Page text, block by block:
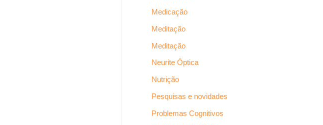
Medicação
Meditação
Meditação
Neurite Óptica
Nutrição
Pesquisas e novidades
Problemas Cognitivos